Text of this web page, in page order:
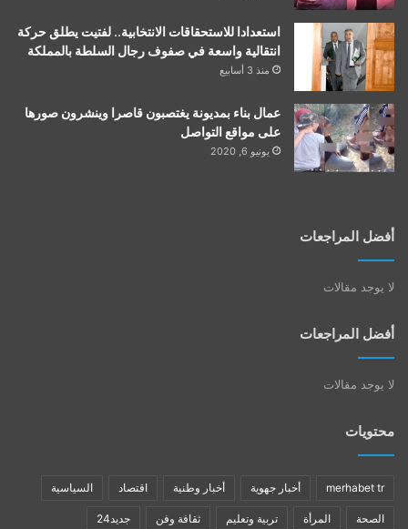
استعدادا للاستحقاقات الانتخابية.. لفتيت يطلق حركة
انتقالية واسعة في صفوف رجال السلطة بالمملكة
منذ 3 أسابيع
عمال بناء بمديونة يغتصبون قاصرا وينشرون صورها
على مواقع التواصل
يونيو 6, 2020
أفضل المراجعات
لا يوجد مقالات
أفضل المراجعات
لا يوجد مقالات
محتويات
merhabet tr أخبار جهوية أخبار وطنية اقتصاد السياسية
الصحة المرأة تربية وتعليم ثقافة وفن جديد24